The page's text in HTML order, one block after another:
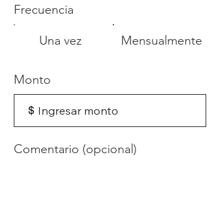
Frecuencia
Una vez Mensualmente
Monto
$
Comentario (opcional)